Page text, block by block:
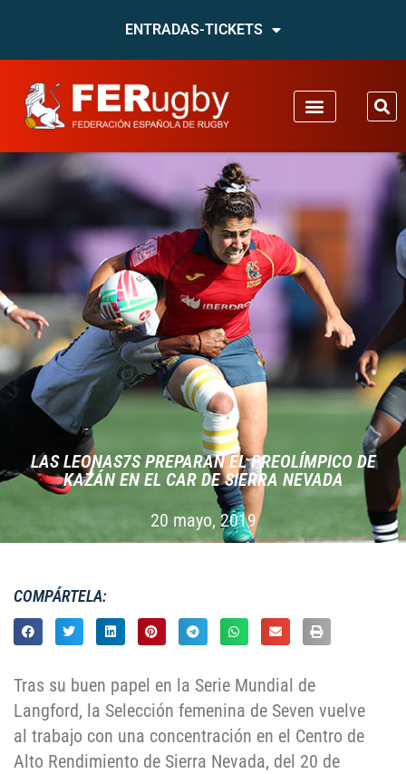
ENTRADAS-TICKETS
LAS LEONAS7S PREPARAN EL PREOLÍMPICO DE
KAZÁN EN EL CAR DE SIERRA NEVADA
20 mayo, 2019
COMPÁRTELA:
Tras su buen papel en la Serie Mundial de
Langford, la Selección femenina de Seven vuelve
al trabajo con una concentración en el Centro de
Alto Rendimiento de Sierra Nevada, del 20 de